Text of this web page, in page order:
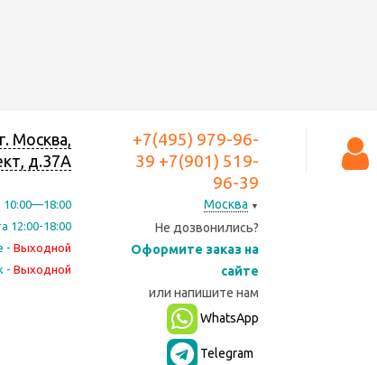
г. Москва,
д.37А
12:00-18:00
- Выходной
- Выходной
+7(495) 979-96-
39 +7(901) 519-
96-39
Москва ▼
Не дозвонились?
Оформите заказ на
сайте
илинапишите нам
WhatsApp
Telegram